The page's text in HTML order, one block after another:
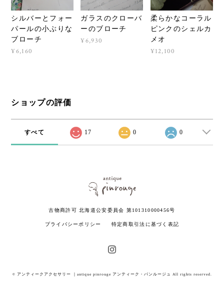
シルバーとフォー
パールの小ぶりな
ブローチ
¥6,160
ガラスのクローバ
ーのブローチ
¥6,930
柔らかなコーラル
ピンクのシェルカ
メオ
¥12,100
ショップの評価
すべて 17 0 0
古物商許可 北海道公安委員会 第101310000456号
プライバシーポリシー 特定商取引法に基づく表記
© アンティークアクセサリー ｜antique pinrouge アンティーク・パンルージュ All rights reserved.